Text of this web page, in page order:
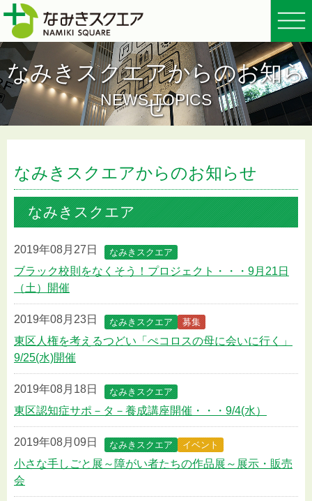
なみきスクエアからのお知ら
せ
NEWS TOPICS
なみきスクエアからのお知らせ
なみきスクエア
2019年08月27日 なみきスクエア
ブラック校則をなくそう！プロジェクト・・・9月21日
（土）開催
2019年08月23日 なみきスクエア 募集
東区人権を考えるつどい「ぺコロスの母に会いに行く」
9/25(水)開催
2019年08月18日 なみきスクエア
東区認知症サポ－タ－養成講座開催・・・9/4(水）
2019年08月09日 なみきスクエア イベント
小さな手しごと展～障がい者たちの作品展～展示・販売
会